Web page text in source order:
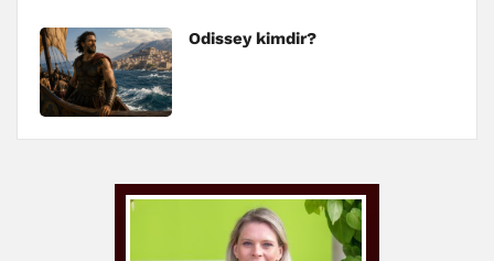
Odissey kimdir?